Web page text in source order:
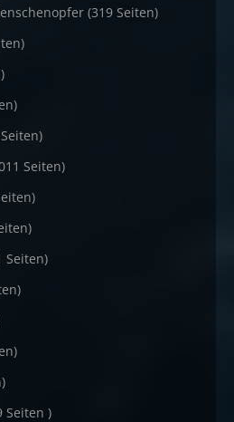
(319 Seiten)
Seiten)
Seiten)
Seiten )